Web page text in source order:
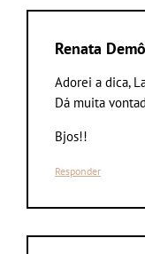
Renata
Adorei a dica,
Dá muita
Bjos!!
Responder